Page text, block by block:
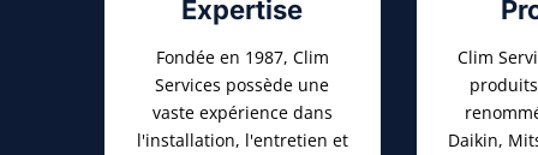
Expertise
Fondée en 1987, Clim
Services possède une
vaste expérience dans
l'installation, l'entretien et
Clim
Daikin,